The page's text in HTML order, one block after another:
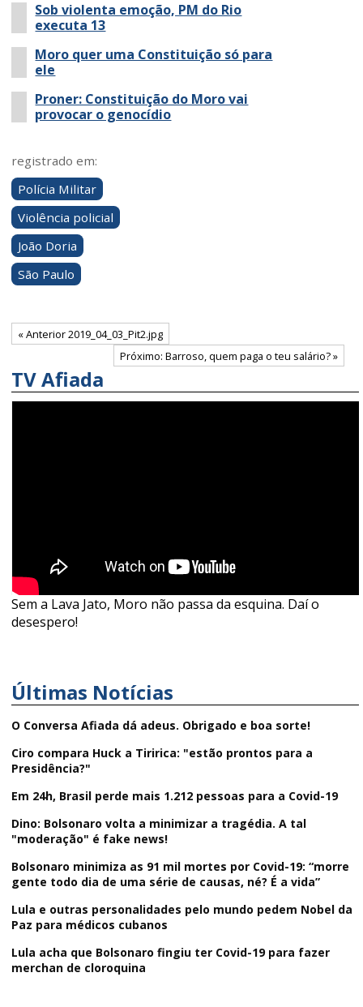
Sob violenta emoção, PM do Rio
executa 13
Moro quer uma Constituição só para
ele
Proner: Constituição do Moro vai
provocar o genocídio
registrado em:
Polícia Militar
Violência policial
João Doria
São Paulo
« Anterior 2019_04_03_Pit2.jpg
Próximo: Barroso, quem paga o teu salário? »
TV Afiada
Sem a Lava Jato, Moro não passa da esquina. Daí o
desespero!
Últimas Notícias
O Conversa Afiada dá adeus. Obrigado e boa sorte!
Ciro compara Huck a Tiririca: "estão prontos para a
Presidência?"
Em 24h, Brasil perde mais 1.212 pessoas para a Covid-19
Dino: Bolsonaro volta a minimizar a tragédia. A tal
"moderação" é fake news!
Bolsonaro minimiza as 91 mil mortes por Covid-19: “morre
gente todo dia de uma série de causas, né? É a vida”
Lula e outras personalidades pelo mundo pedem Nobel da
Paz para médicos cubanos
Lula acha que Bolsonaro fingiu ter Covid-19 para fazer
merchan de cloroquina